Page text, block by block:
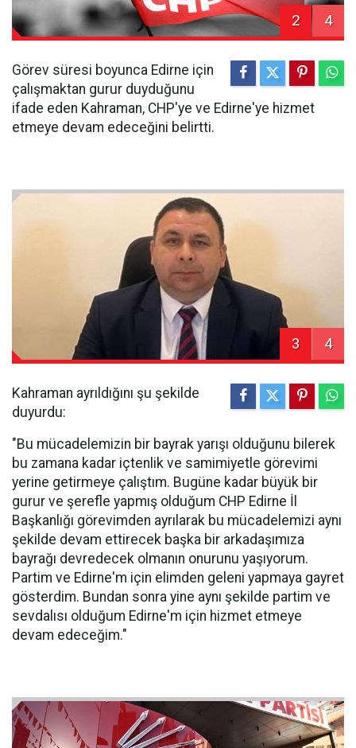
2 4
Görev süresi boyunca Edirne için
çalışmaktan gurur duyduğunu
ifade eden Kahraman, CHP'ye ve Edirne'ye hizmet
etmeye devam edeceğini belirtti.
3 4
Kahraman ayrıldığını şu şekilde
duyurdu:
"Bu mücadelemizin bir bayrak yarışı olduğunu bilerek
bu zamana kadar içtenlik ve samimiyetle görevimi
yerine getirmeye çalıştım. Bugüne kadar büyük bir
gurur ve şerefle yapmış olduğum CHP Edirne İl
Başkanlığı görevimden ayrılarak bu mücadelemizi aynı
şekilde devam ettirecek başka bir arkadaşımıza
bayrağı devredecek olmanın onurunu yaşıyorum.
Partim ve Edirne'm için elimden geleni yapmaya gayret
gösterdim. Bundan sonra yine aynı şekilde partim ve
sevdalısı olduğum Edirne'm için hizmet etmeye
devam edeceğim."